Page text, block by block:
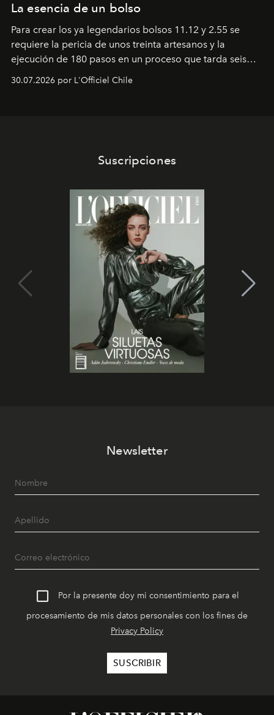
La esencia de un bolso
Para crear los ya legendarios bolsos 11.12 y 2.55 se
requiere la pericia de unos treinta artesanos y la
ejecución de 180 pasos en un proceso que tarda seis
semanas. Los expertos ponen en práctica una técnica
que se enseña solamente en la escuela de formación de
30.07.2026 por L'Officiel Chile
Suscripciones
Newsletter
Por la presente doy mi consentimiento para el
procesamiento de mis datos personales con los fines de
Privacy Policy